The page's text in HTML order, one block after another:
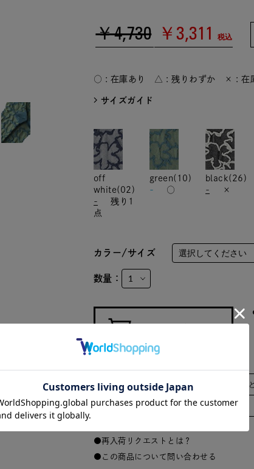
￥4,730 ￥3,311 税込
○ : 在庫あり △ : 残りわずか × : 在
サイズガイド
off
white(02)
-
残り1
点
green(10)
-
○
black(26)
-
×
カラー/サイズ
数量：
サイズ 対応サイズ かか
- 22-24.5cm 7.5
再入荷リクエストとは？
この商品について問い合わせる